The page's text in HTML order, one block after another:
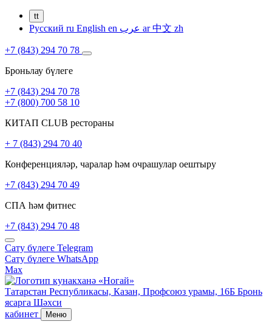
tt
Русский ru English en ar中文 zh
+7 (843) 294 70 78
Броньлау бүлеге
+7 (843) 294 70 78
+7 (800) 700 58 10
КИТАП CLUB рестораны
+ 7 (843) 294 70 40
Конференцияләр, чаралар һәм очрашулар оештыру
+7 (843) 294 70 49
СПА һәм фитнес
+7 (843) 294 70 48
Сату бүлеге Telegram
Сату бүлеге WhatsApp
Max
Татарстан Республикасы, Казан, Профсоюз урамы, 16Б Бронь
ясарга Шәхси
кабинет
Меню